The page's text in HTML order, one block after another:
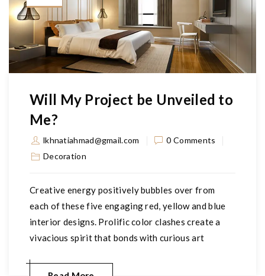
Will My Project be Unveiled to
Me?
lkhnatiahmad@gmail.com
0 Comments
Decoration
Creative energy positively bubbles over from
each of these five engaging red, yellow and blue
interior designs. Prolific color clashes create a
vivacious spirit that bonds with curious art